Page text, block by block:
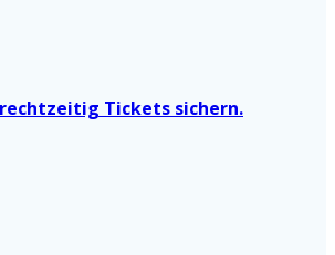
Tickets sichern.